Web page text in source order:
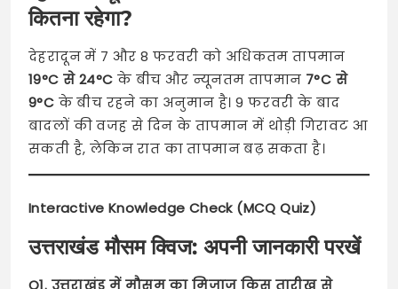
कितना रहेगा?
देहरादून में 7 और 8 फरवरी को अधिकतम तापमान
19°C से 24°C के बीच और न्यूनतम तापमान 7°C से
9°C के बीच रहने का अनुमान है। 9 फरवरी के बाद
बादलों की वजह से दिन के तापमान में थोड़ी गिरावट आ
सकती है, लेकिन रात का तापमान बढ़ सकता है।
Interactive Knowledge Check (MCQ Quiz)
उत्तराखंड मौसम क्विज: अपनी जानकारी परखें
Q1. उत्तराखंड में मौसम का मिजाज किस तारीख से